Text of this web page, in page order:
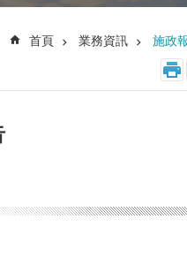
首頁 業務資訊 施政